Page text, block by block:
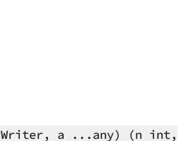
a ...any) (n int,